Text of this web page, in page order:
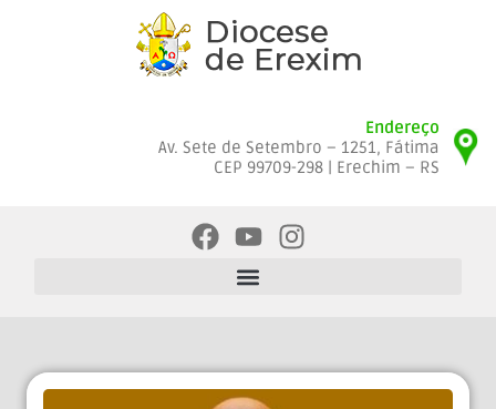
Endereço
Av. Sete de Setembro – 1251, Fátima
CEP 99709-298 | Erechim – RS